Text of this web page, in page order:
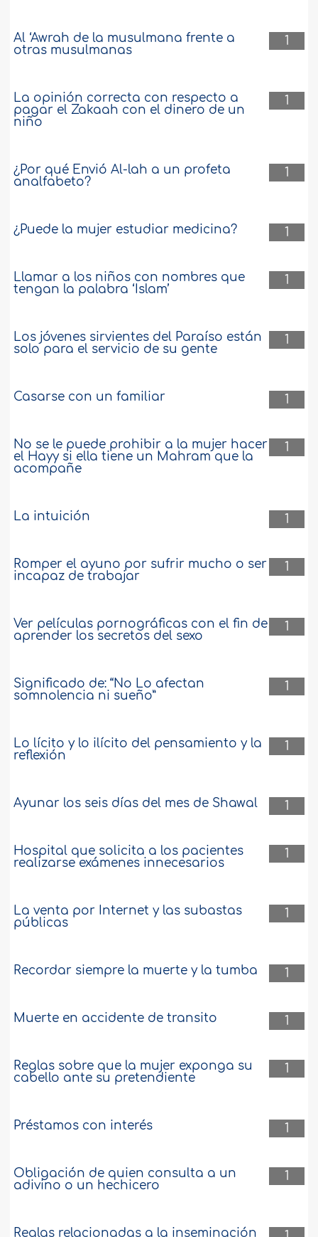
1
Al ‘Awrah de la musulmana frente a
otras musulmanas
1
La opinión correcta con respecto a
pagar el Zakaah con el dinero de un
niño
1
¿Por qué Envió Al-lah a un profeta
analfabeto?
1
¿Puede la mujer estudiar medicina?
1
Llamar a los niños con nombres que
tengan la palabra ‘Islam’
1
Los jóvenes sirvientes del Paraíso están
solo para el servicio de su gente
1
Casarse con un familiar
1
No se le puede prohibir a la mujer hacer
el Hayy si ella tiene un Mahram que la
acompañe
1
La intuición
1
Romper el ayuno por sufrir mucho o ser
incapaz de trabajar
1
Ver películas pornográficas con el fin de
aprender los secretos del sexo
1
Significado de: “No Lo afectan
somnolencia ni sueño”
1
Lo lícito y lo ilícito del pensamiento y la
reflexión
1
Ayunar los seis días del mes de Shawal
1
Hospital que solicita a los pacientes
realizarse exámenes innecesarios
1
La venta por Internet y las subastas
públicas
1
Recordar siempre la muerte y la tumba
1
Muerte en accidente de transito
1
Reglas sobre que la mujer exponga su
cabello ante su pretendiente
1
Préstamos con interés
1
Obligación de quien consulta a un
adivino o un hechicero
Reglas relacionadas a la inseminación